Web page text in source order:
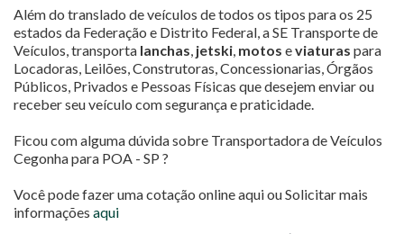
Além do translado de veículos de todos os tipos para os 25
estados da Federação e Distrito Federal, a SE Transporte de
Veículos, transporta lanchas, jetski, motos eviaturas para
Locadoras, Leilões, Construtoras, Concessionarias, Órgãos
Públicos, Privados e Pessoas Físicas que desejem enviar ou
receber seu veículo com segurança e praticidade.
Ficou com alguma dúvida sobre Transportadora de Veículos
Cegonha para POA - SP ?
Você pode fazer uma cotação online aqui ou Solicitar mais
informações aqui